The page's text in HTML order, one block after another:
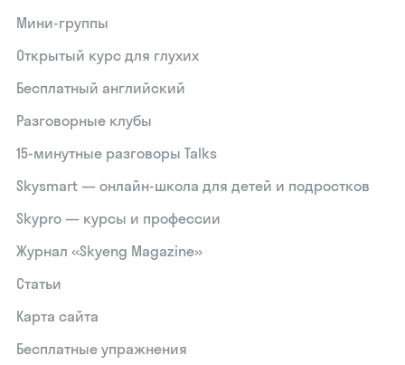
Мини-группы
Открытый курс для глухих
Бесплатный английский
Разговорные клубы
15‑минутные разговоры Talks
Skysmart — онлайн-школа для детей и подростков
Skypro — курсы и профессии
Журнал «Skyeng Magazine»
Статьи
Карта сайта
Бесплатные упражнения